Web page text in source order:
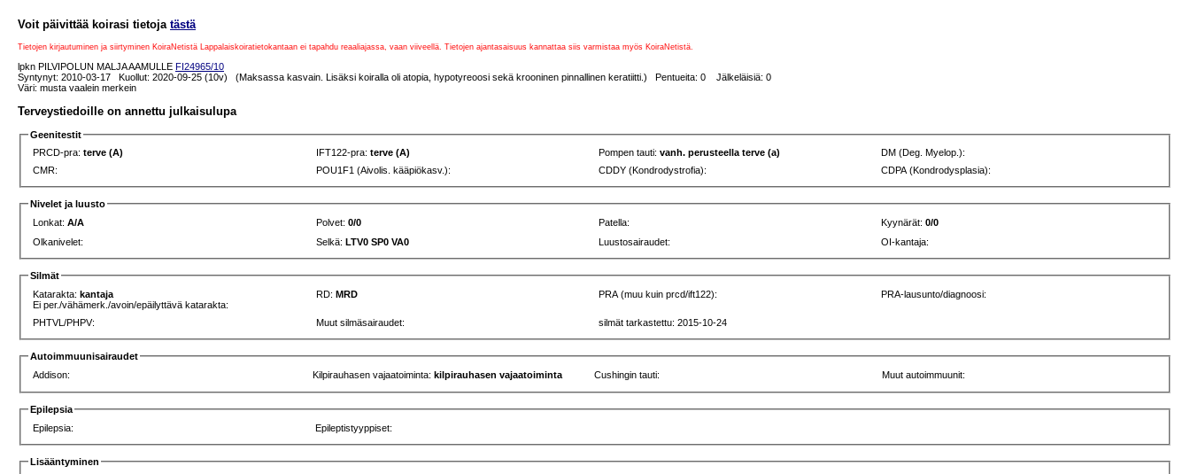
Voit päivittää koirasi tietoja tästä
Tietojen kirjautuminen ja siirtyminen KoiraNetistä Lappalaiskoiratietokantaan ei tapahdu reaaliajassa, vaan viiveellä. Tietojen ajantasaisuus kannattaa siis varmistaa myös KoiraNetistä.
lpkn PILVIPOLUN MALJA AAMULLE FI24965/10
Syntynyt: 2010-03-17 Kuollut: 2020-09-25 (10v) (Maksassa kasvain. Lisäksi koiralla oli atopia, hypotyreoosi sekä krooninen pinnallinen keratiitti.) Pentueita: 0 Jälkeläisiä: 0
Väri: musta vaalein merkein
Terveystiedoille on annettu julkaisulupa
Geenitestit
PRCD-pra:terve (A) IFT122-pra:terve (A) Pompen tauti:vanh. perusteella terve (a)
DM (Deg. Myelop.):
CMR:
POU1F1 (Aivolis. kääpiökasv.): CDDY (Kondrodystrofia): CDPA (Kondrodysplasia):
Nivelet ja luusto
Lonkat:A/A Polvet:0/0 Patella: Kyynärät:0/0
Olkanivelet:
Selkä:LTV0 SP0 VA0 Luustosairaudet: OI-kantaja:
Silmät
Katarakta:kantaja
Ei per./vähämerk./avoin/epäilyttävä katarakta:
RD:MRD PRA (muu kuin prcd/ift122): PRA-lausunto/diagnoosi:
PHTVL/PHPV: Muut silmäsairaudet: silmät tarkastettu: 2015-10-24
Autoimmuunisairaudet
Addison:
Kilpirauhasen vajaatoiminta:kilpirauhasen vajaatoiminta Cushingin tauti: Muut autoimmuunit:
Epilepsia
Epilepsia:
Epileptistyyppiset:
Lisääntyminen